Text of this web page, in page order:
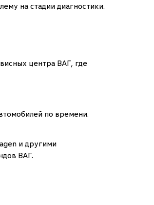
на стадии диагностики.
центра ВАГ, где
по времени.
и другими
ВАГ.